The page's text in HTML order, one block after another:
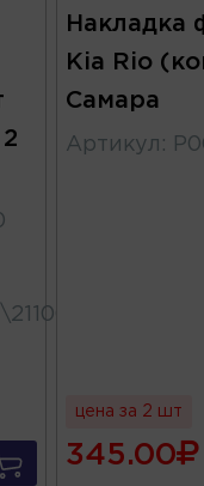
Накладка
Kia Rio
Самара
Артикул :
цена за 2 шт
345.00